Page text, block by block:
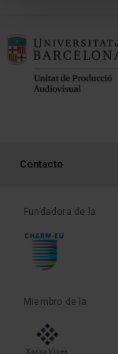
PEU 3
Contacto
Fundadora de la
Miembro de la